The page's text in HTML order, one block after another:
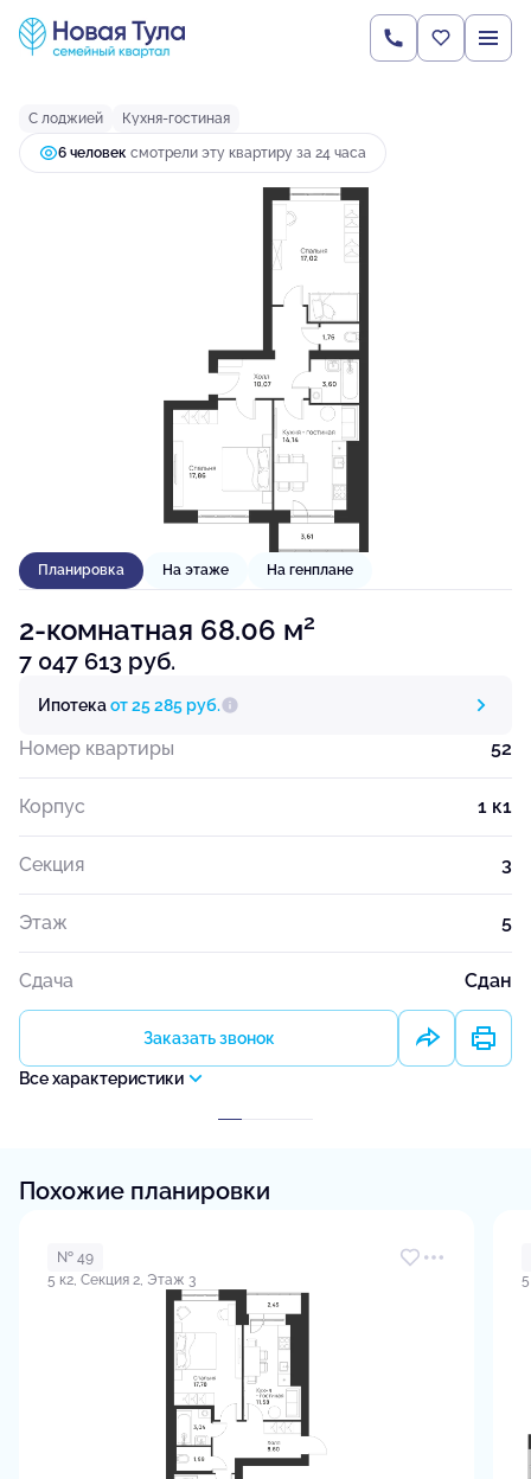
2-комнатная68.06 м 7 047 613 руб.
Ипотекаот 25 285 руб.
С лоджией Кухня-гостиная
6 человек смотрели эту квартиру за 24 часа
Планировка На этаже На генплане
2-комнатная 68.06 м2
7 047 613 руб.
Ипотекаот 25 285 руб.
Номер квартиры 52
Корпус 1 к1
Секция 3
Этаж 5
Сдача Сдан
Заказать звонок
Все характеристики
Похожие планировки
№ 49
5 к2, Секция 2, Этаж 3